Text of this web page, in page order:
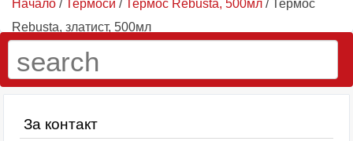
Начало /Термоси /Термос Rebusta, 500мл / Термос
Rebusta, златист, 500мл
За контакт